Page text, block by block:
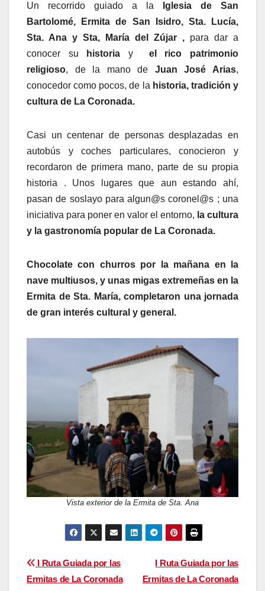
Un recorrido guiado a la Iglesia de San
Bartolomé, Ermita de San Isidro, Sta. Lucía,
Sta. Ana y Sta, María del Zújar , para dar a
conocer su
historia y el rico patrimonio
religioso, de la mano de Juan José Arias,
conocedor como pocos, de la historia, tradición y
cultura de La Coronada.
Casi un centenar de personas desplazadas en
autobús y coches particulares, conocieron y
recordaron de primera mano, parte de su propia
historia . Unos lugares que aun estando ahí,
pasan de soslayo para algun@s coronel@s ; una
iniciativa para poner en valor el entorno, la cultura
y la gastronomía popular de La Coronada.
Chocolate con churros por la mañana en la
nave multiusos, y unas migas extremeñas en la
Ermita de Sta. María, completaron una jornada
de gran interés cultural y general.
Vista exterior de la Ermita de Sta. Ana
Navegación
I Ruta Guiada por las
Ermitas de La Coronada
I Ruta Guiada por las
Ermitas de La Coronada